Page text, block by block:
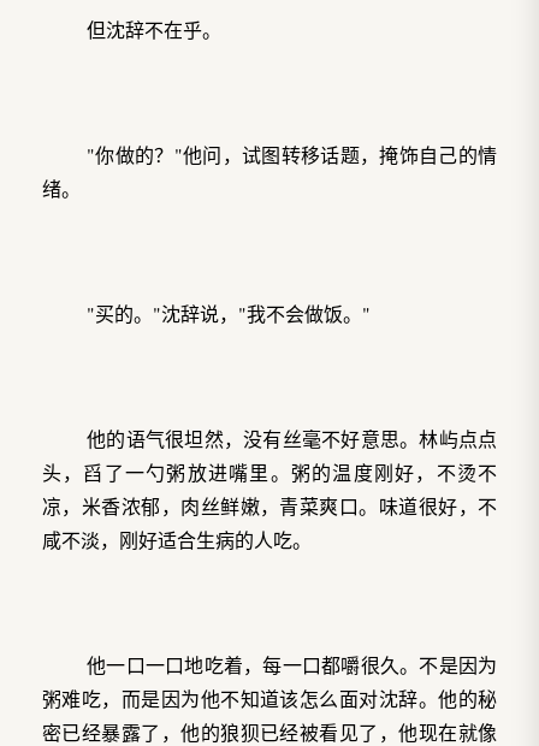
但沈辞不在乎。
"你做的？"他问，试图转移话题，掩饰自己的情
绪。
"买的。"沈辞说，"我不会做饭。"
他的语气很坦然，没有丝毫不好意思。林屿点点
头，舀了一勺粥放进嘴里。粥的温度刚好，不烫不
凉，米香浓郁，肉丝鲜嫩，青菜爽口。味道很好，不
咸不淡，刚好适合生病的人吃。
他一口一口地吃着，每一口都嚼很久。不是因为
粥难吃，而是因为他不知道该怎么面对沈辞。他的秘
密已经暴露了，他的狼狈已经被看见了，他现在就像